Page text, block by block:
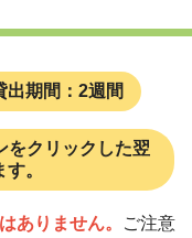
出期間：2週間
をクリックした翌
。
ありません。
ご注意